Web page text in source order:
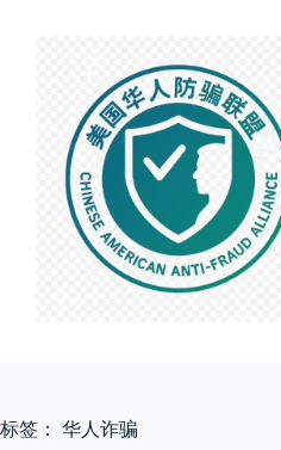
标签： 华人诈骗